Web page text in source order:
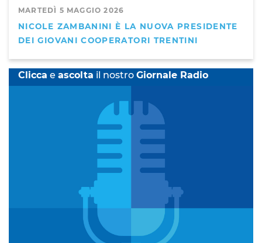
MARTEDÌ 5 MAGGIO 2026
NICOLE ZAMBANINI È LA NUOVA PRESIDENTE
DEI GIOVANI COOPERATORI TRENTINI
Clicca e ascolta il nostro Giornale Radio